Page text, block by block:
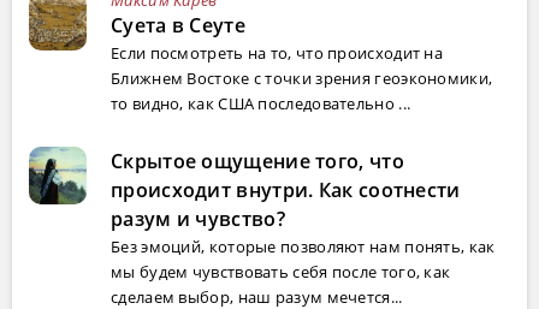
Суета в Сеуте
Если посмотреть на то, что происходит на
Ближнем Востоке с точки зрения геоэкономики,
то видно, как США последовательно ...
Скрытое ощущение того, что
происходит внутри. Как соотнести
разум и чувство?
Без эмоций, которые позволяют нам понять, как
мы будем чувствовать себя после того, как
сделаем выбор, наш разум мечется...